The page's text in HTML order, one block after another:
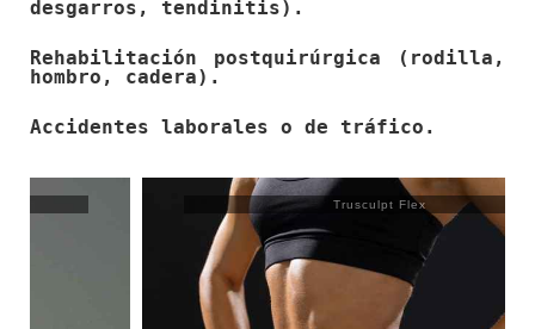
desgarros, tendinitis).
Rehabilitación postquirúrgica (rodilla,
hombro, cadera).
Accidentes laborales o de tráfico.
Trusculpt Flex